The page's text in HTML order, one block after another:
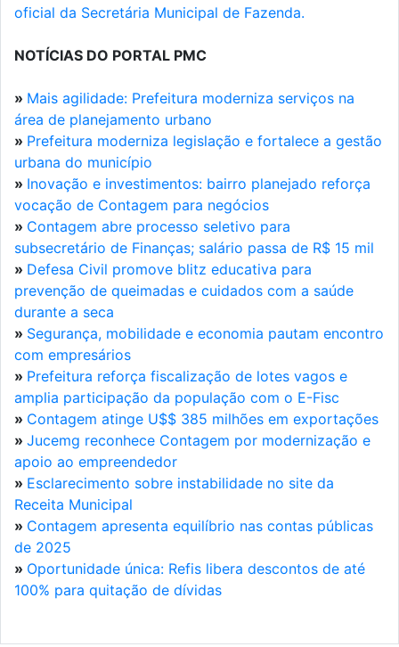
oficial da Secretária Municipal de Fazenda.
NOTÍCIAS DO PORTAL PMC
» Mais agilidade: Prefeitura moderniza serviços na
área de planejamento urbano
» Prefeitura moderniza legislação e fortalece a gestão
urbana do município
» Inovação e investimentos: bairro planejado reforça
vocação de Contagem para negócios
» Contagem abre processo seletivo para
subsecretário de Finanças; salário passa de R$ 15 mil
» Defesa Civil promove blitz educativa para
prevenção de queimadas e cuidados com a saúde
durante a seca
» Segurança, mobilidade e economia pautam encontro
com empresários
» Prefeitura reforça fiscalização de lotes vagos e
amplia participação da população com o E-Fisc
» Contagem atinge U$$ 385 milhões em exportações
» Jucemg reconhece Contagem por modernização e
apoio ao empreendedor
» Esclarecimento sobre instabilidade no site da
Receita Municipal
» Contagem apresenta equilíbrio nas contas públicas
de 2025
» Oportunidade única: Refis libera descontos de até
100% para quitação de dívidas